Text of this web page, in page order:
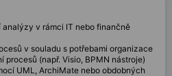
v rámci IT nebo finančně
v souladu s potřebami organizace
procesů (např. Visio, BPMN nástroje)
UML, ArchiMate nebo obdobných